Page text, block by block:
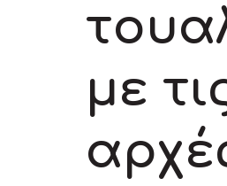
με